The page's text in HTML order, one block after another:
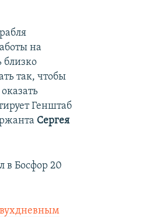
на
близко
так, чтобы
Генштаб
Сергея
в Босфор 20